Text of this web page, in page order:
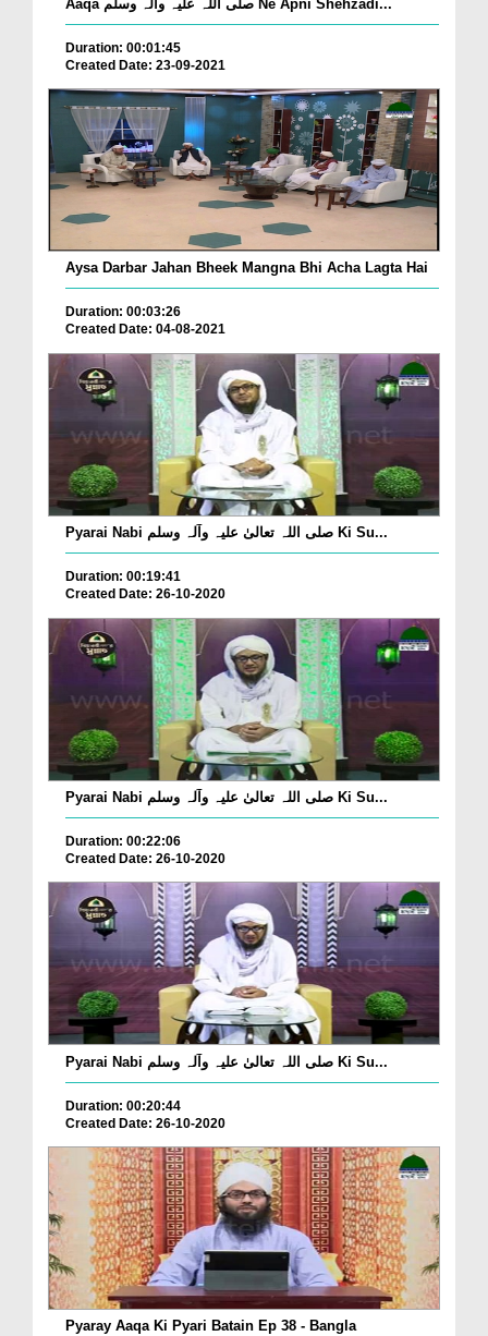
Aaqa صلّی اللہ علیہ واٰلہ وسلّم Ne Apni Shehzadi...
Duration: 00:01:45
Created Date: 23-09-2021
Aysa Darbar Jahan Bheek Mangna Bhi Acha Lagta Hai
Duration: 00:03:26
Created Date: 04-08-2021
Pyarai Nabi صلی اللہ تعالیٰ علیہ وآلہ وسلم Ki Su...
Duration: 00:19:41
Created Date: 26-10-2020
Pyarai Nabi صلی اللہ تعالیٰ علیہ وآلہ وسلم Ki Su...
Duration: 00:22:06
Created Date: 26-10-2020
Pyarai Nabi صلی اللہ تعالیٰ علیہ وآلہ وسلم Ki Su...
Duration: 00:20:44
Created Date: 26-10-2020
Pyaray Aaqa Ki Pyari Batain Ep 38 - Bangla